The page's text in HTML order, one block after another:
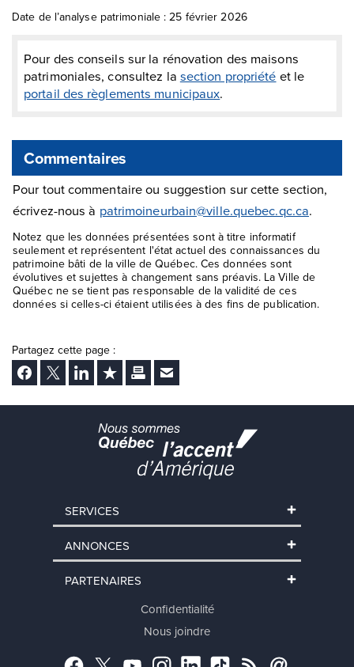
Date de l’analyse patrimoniale : 25 février 2026
Pour des conseils sur la rénovation des maisons
patrimoniales, consultez la section propriété et le
portail des règlements municipaux.
Commentaires
Pour tout commentaire ou suggestion sur cette section,
écrivez-nous à patrimoineurbain@ville.quebec.qc.ca.
Notez que les données présentées sont à titre informatif
seulement et représentent l'état actuel des connaissances du
patrimoine bâti de la ville de Québec. Ces données sont
évolutives et sujettes à changement sans préavis. La Ville de
Québec ne se tient pas responsable de la validité de ces
données si celles-ci étaient utilisées à des fins de publication.
Partagez cette page :
Facebook
Twitter LinkedInAjouter aux favoris
ImprimerEnvoyer Ã un ami
SERVICES
ANNONCES
PARTENAIRES
Confidentialité
Nous joindre
Facebook
TwitterYouTubeInstagram
LinkedInTikTokRSS Abonnement